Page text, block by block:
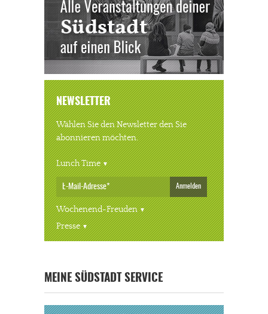
« ALLE VERANSTALTUNGEN
NEWSLETTER
Wählen Sie den Newsletter den Sie
abonnieren möchten.
Lunch Time
Anmelden
Wochenend-Freuden
Presse
MEINE SÜDSTADT SERVICE